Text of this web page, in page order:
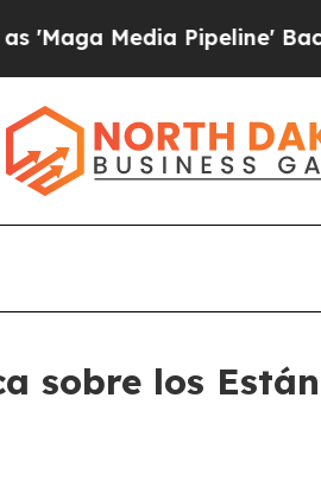
Media Pipeline' Backfires
sobre los